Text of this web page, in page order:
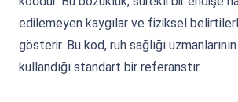
edilemeyen kaygılar ve fiziksel
gösterir. Bu kod, ruh sağlığı
kullandığı standart bir referanstır.